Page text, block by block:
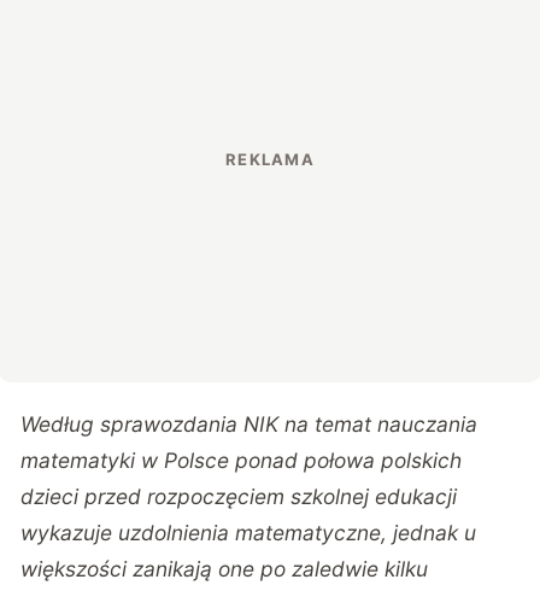
Według sprawozdania NIK na temat nauczania
matematyki w Polsce ponad połowa polskich
dzieci przed rozpoczęciem szkolnej edukacji
wykazuje uzdolnienia matematyczne, jednak u
większości zanikają one po zaledwie kilku